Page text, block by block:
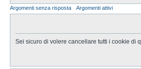
Argomenti senza risposta
Argomenti attivi
Sei sicuro di volere cancellare tutti i cookie di